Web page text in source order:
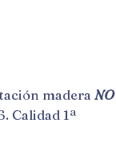
maderaNO
Calidad 1ª